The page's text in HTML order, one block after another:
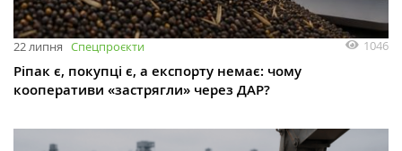
22 липня Спецпроєкти 1046
Ріпак є, покупці є, а експорту немає: чому
кооперативи «застрягли» через ДАР?